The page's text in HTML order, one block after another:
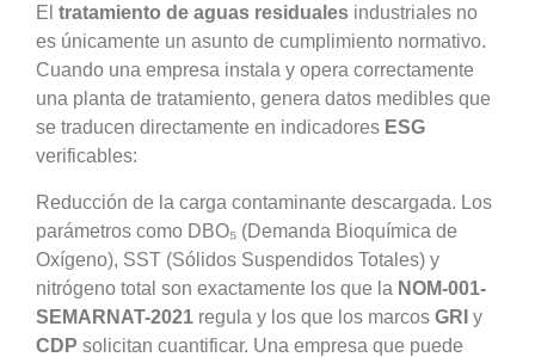
El tratamiento de aguas residuales industriales no
es únicamente un asunto de cumplimiento normativo.
Cuando una empresa instala y opera correctamente
una planta de tratamiento, genera datos medibles que
se traducen directamente en indicadores ESG
verificables:
Reducción de la carga contaminante descargada. Los
parámetros como DBO₅ (Demanda Bioquímica de
Oxígeno), SST (Sólidos Suspendidos Totales) y
nitrógeno total son exactamente los que la NOM-001-
SEMARNAT-2021 regula y los que los marcos GRI y
CDP solicitan cuantificar. Una empresa que puede